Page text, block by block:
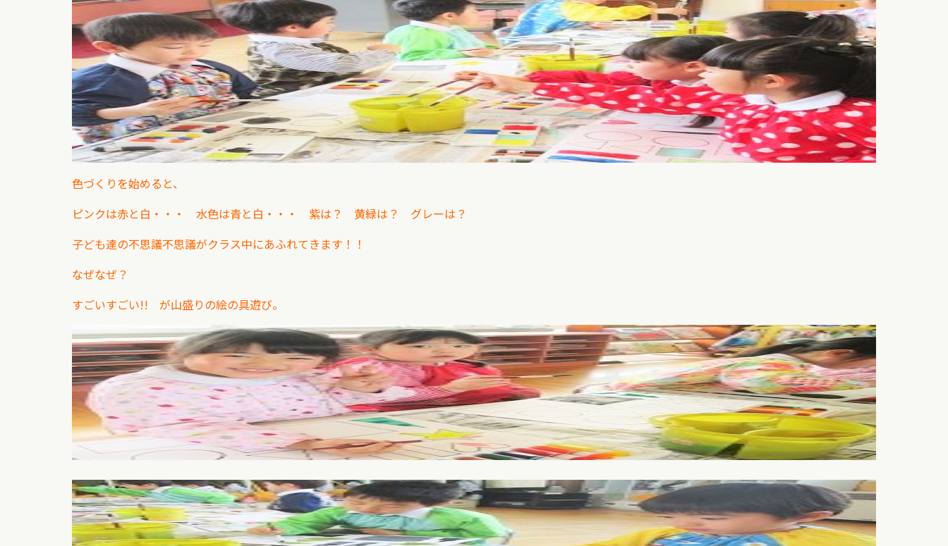
色づくりを始めると、
ピンクは赤と白・・・ 水色は青と白・・・ 紫は？ 黄緑は？ グレーは？
子ども達の不思議不思議がクラス中にあふれてきます！！
なぜなぜ？
すごいすごい!! が山盛りの絵の具遊び。